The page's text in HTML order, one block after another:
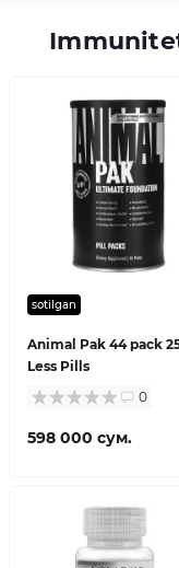
sotilgan
Animal Pak 44 pack
Less Pills
0
598 000 сум.